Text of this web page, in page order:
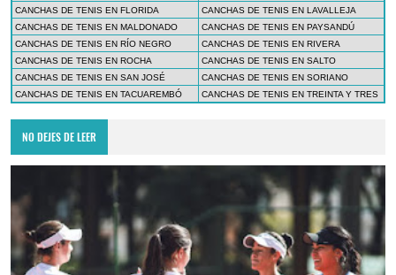
CANCHAS DE TENIS EN FLORIDA
CANCHAS DE TENIS EN LAVALLEJA
CANCHAS DE TENIS EN MALDONADO
CANCHAS DE TENIS EN PAYSANDÚ
CANCHAS DE TENIS EN RÍO NEGRO
CANCHAS DE TENIS EN RIVERA
CANCHAS DE TENIS EN ROCHA
CANCHAS DE TENIS EN SALTO
CANCHAS DE TENIS EN SAN JOSÉ
CANCHAS DE TENIS EN SORIANO
CANCHAS DE TENIS EN TACUAREMBÓ
CANCHAS DE TENIS EN TREINTA Y TRES
NO DEJES DE LEER